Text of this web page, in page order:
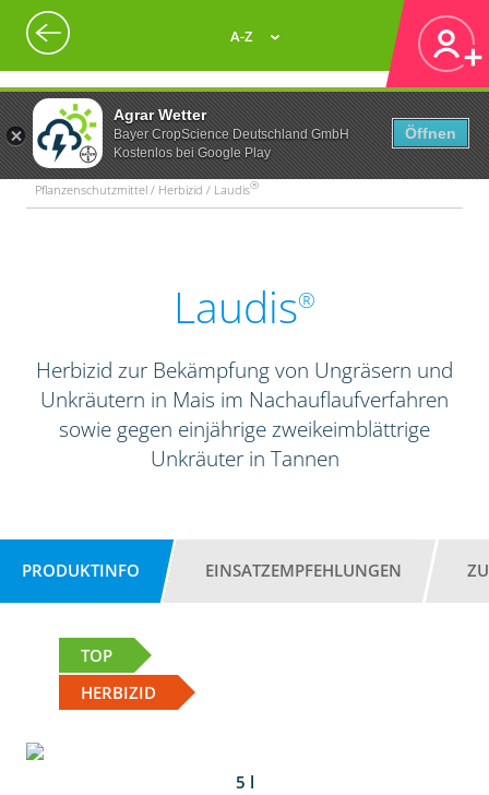
Agrar Wetter
Bayer CropScience Deutschland GmbH
Kostenlos bei Google Play
Öffnen
A-Z
Pflanzenschutzmittel / Herbizid / Laudis®
Laudis®
Herbizid zur Bekämpfung von Ungräsern und
Unkräutern in Mais im Nachauflaufverfahren
sowie gegen einjährige zweikeimblättrige
Unkräuter in Tannen
PRODUKTINFO EINSATZEMPFEHLUNGEN
TOP
HERBIZID
5 l